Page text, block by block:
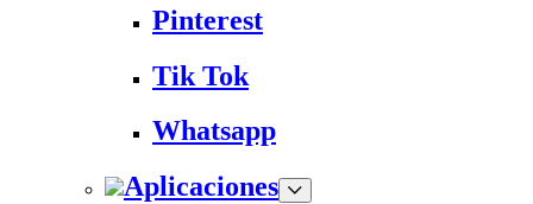
Pinterest
Tik Tok
Whatsapp
Aplicaciones